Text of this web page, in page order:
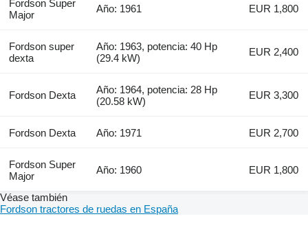
Fordson Super
Major
Año: 1961 EUR 1,800
Fordson super
dexta
Año: 1963, potencia: 40 Hp
(29.4 kW)
EUR 2,400
Fordson Dexta
Año: 1964, potencia: 28 Hp
(20.58 kW)
EUR 3,300
Fordson Dexta Año: 1971 EUR 2,700
Fordson Super
Major
Año: 1960 EUR 1,800
Véase también
Fordson tractores de ruedas en España